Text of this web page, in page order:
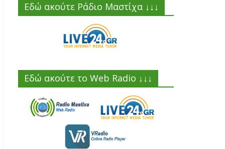
Εδώ ακούτε Ράδιο Μαστίχα ↓↓↓
Εδώ ακούτε το Web Radio ↓↓↓